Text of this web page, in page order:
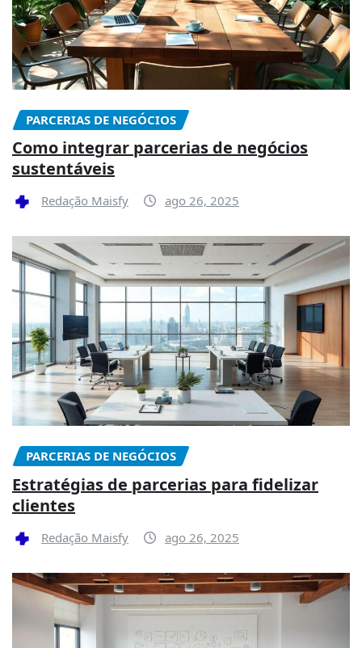
PARCERIAS DE NEGÓCIOS
Como integrar parcerias de negócios
sustentáveis
Redação Maisfy ago 26, 2025
PARCERIAS DE NEGÓCIOS
Estratégias de parcerias para fidelizar
clientes
Redação Maisfy ago 26, 2025